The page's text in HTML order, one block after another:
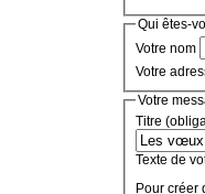
Qui êtes-
Votre nom
Votre
Votre
Titre
Texte de
Pour créer